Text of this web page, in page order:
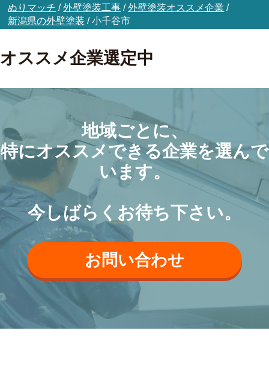
ぬりマッチ /外壁塗装工事 /外壁塗装オススメ企業 /
新潟県の外壁塗装 /小千谷市
オススメ企業選定中
地域ごとに、
特にオススメできる企業を選んで
います。
今しばらくお待ち下さい。
お問い合わせ